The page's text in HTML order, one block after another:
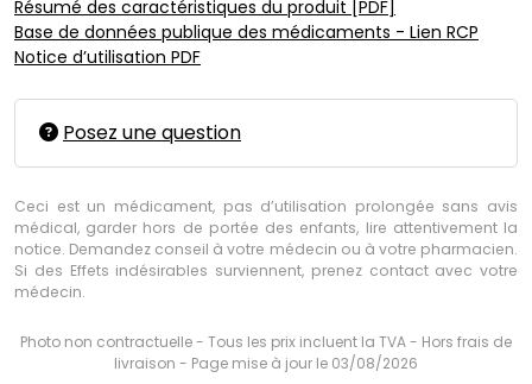
Résumé des caractéristiques du produit [PDF]
Base de données publique des médicaments - Lien RCP
Notice d’utilisation PDF
Posez une question
Ceci est un médicament, pas d’utilisation prolongée sans avis
médical, garder hors de portée des enfants, lire attentivement la
notice. Demandez conseil à votre médecin ou à votre pharmacien.
Si des Effets indésirables surviennent, prenez contact avec votre
médecin.
Photo non contractuelle - Tous les prix incluent la TVA - Hors frais de
livraison - Page mise à jour le 03/08/2026